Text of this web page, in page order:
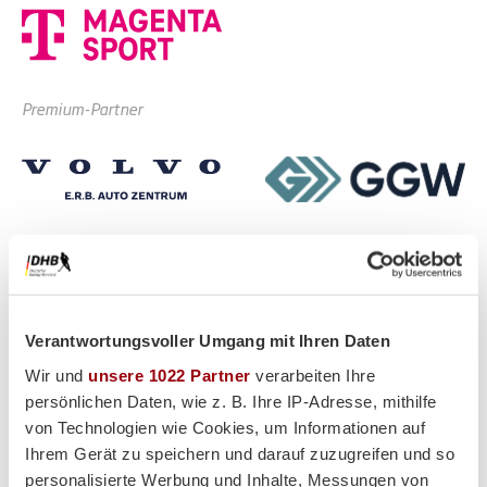
Verantwortungsvoller Umgang mit Ihren Daten
Wir und unsere 1022 Partner verarbeiten Ihre
persönlichen Daten, wie z. B. Ihre IP-Adresse, mithilfe
von Technologien wie Cookies, um Informationen auf
Ihrem Gerät zu speichern und darauf zuzugreifen und so
personalisierte Werbung und Inhalte, Messungen von
Premium-Partner